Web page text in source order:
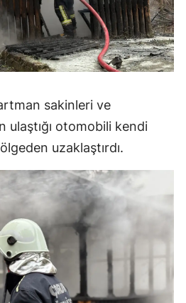
Samsun
Siirt
Sivas
Tekirdağ
Tokat
Trabzon
Tunceli
Şanlıurfa
sakinleri ve
ulaştığı otomobili kendi
uzaklaştırdı.